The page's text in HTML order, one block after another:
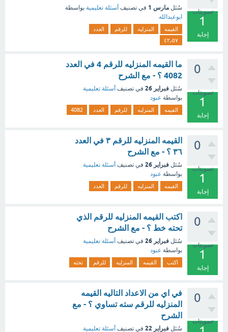
تصويتات
1
إجابة
سُئل مارس 1 في تصنيف أسئلة تعليمية بواسطة
ابوعبدالله
القيمه المنزليه للرقم
العدد
٤٢٫٥٧
0
تصويتات
1
إجابة
ما القيمه المنزليه للرقم 4 في العدد
4082 ؟ - مع الشرح
سُئل فبراير 26 في تصنيف أسئلة تعليمية
بواسطة عبود
القيمه المنزليه للرقم العدد 4082
0
تصويتات
1
إجابة
القيمه المنزليه للرقم ٣ في العدد
٣٦ ؟ - مع الشرح
سُئل فبراير 26 في تصنيف أسئلة تعليمية
بواسطة عبود
القيمه المنزليه للرقم العدد
0
تصويتات
1
إجابة
اكتب القيمه المنزليه للرقم الذي
تحته خط ؟ - مع الشرح
سُئل فبراير 26 في تصنيف أسئلة تعليمية
بواسطة عبود
اكتب القيمه المنزليه للرقم تحته
0
تصويتات
في اي من الاعداد التاليه القيمه
المنزليه للرقم سته تساوي ؟ - مع
الشرح
سُئل فبراير 22 في تصنيف أسئلة تعليمية